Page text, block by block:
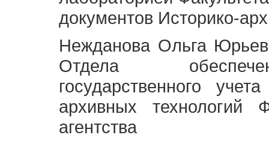
документов Историко-
Нежданова Ольга
Отдела
государственного
архивных технологий
агентства